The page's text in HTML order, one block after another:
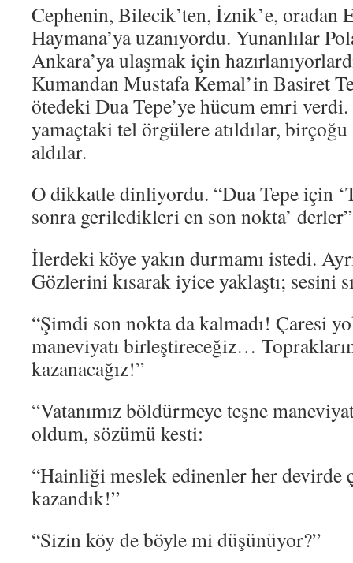
Cephenin, Bilecik’ten, İznik’e, oradan
Haymana’ya uzanıyordu. Yunanlılar
Ankara’ya ulaşmak için
Kumandan Mustafa Kemal’in Basiret
ötedeki Dua Tepe’ye hücum emri
yamaçtaki tel örgülere atıldılar,
aldılar.
O dikkatle dinliyordu. “Dua Tepe için
sonra geriledikleri en son nokta’
İlerdeki köye yakın durmamı istedi.
Gözlerini kısarak iyice yaklaştı; sesini
“Şimdi son nokta da kalmadı! Çaresi
maneviyatı birleştireceğiz…
kazanacağız!”
“Vatanımız böldürmeye teşne
oldum, sözümü kesti:
“Hainliği meslek edinenler her devirde
kazandık!”
“Sizin köy de böyle mi düşünüyor?”